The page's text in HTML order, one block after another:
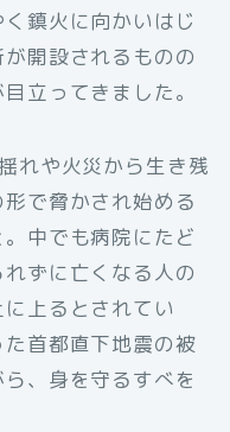
鎮火に向かいはじ
開設されるものの
立ってきました。
れや火災から生き残
で脅かされ始める
中でも病院にたど
ずに亡くなる人の
上るとされてい
首都直下地震の被
、身を守るすべを